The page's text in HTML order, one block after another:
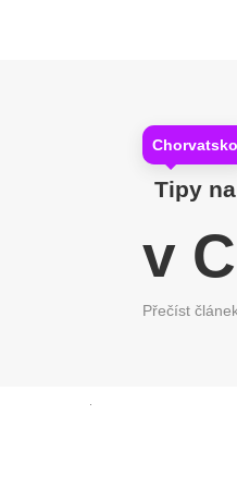
Chorvatsko
Tipy
v
Přečíst